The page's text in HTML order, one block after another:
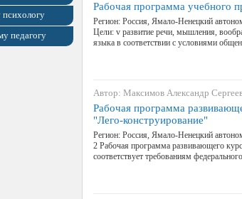
педагогу
Рабочая программа учебного
Регион: Россия, Ямало-Ненецкий
Цели: v развитие речи, мышления,
языка в соответствии с условиями
Автор: Максимов Александр
Рабочая программа
"Лего-конструирование"
Регион: Россия, Ямало-Ненецкий
2 Рабочая программа развивающего
соответствует требованиям